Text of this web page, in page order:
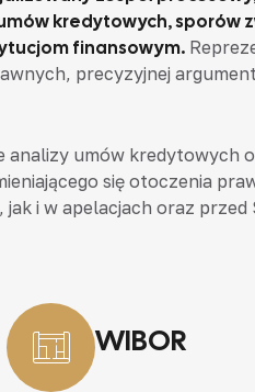
kredytowych, sporów
finansowym.
precyzyjnej
analizy umów kredytowych
się otoczenia
i w apelacjach oraz przed
WIBOR